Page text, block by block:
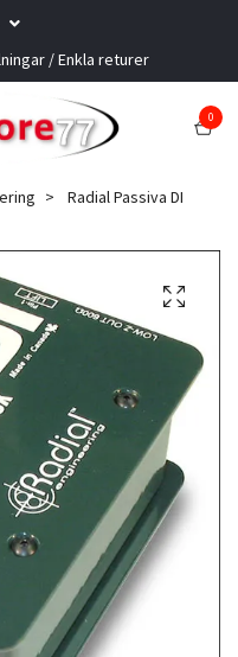
/ Enkla returer
0
Radial Passiva DI